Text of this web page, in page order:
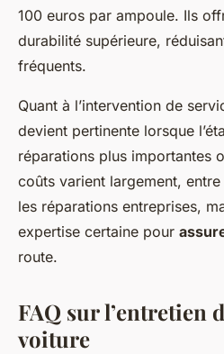
100 euros par ampoule. Ils
durabilité supérieure,
fréquents.
Quant à l’intervention de
devient pertinente lorsque
réparations plus importantes
coûts varient largement,
les réparations entreprises,
expertise certaine pour
route.
FAQ sur l’entretien
voiture